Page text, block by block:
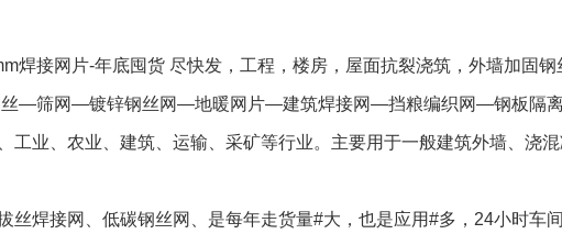
焊接网片-年底囤货 尽快发，工程，楼房，屋面抗裂浇筑，外墙加固钢
丝—筛网—镀锌钢丝网—地暖网片—建筑焊接网—挡粮编织网—钢板隔
工业、农业、建筑、运输、采矿等行业。主要用于一般建筑外墙、浇
丝焊接网、低碳钢丝网、是每年走货量#大，也是应用#多， 24小时车